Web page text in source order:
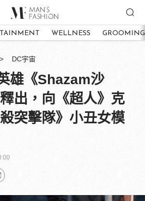
WELLNESS GROOMING
DC宇宙
雄《Shazam沙
出，向《超人》克
突擊隊》小丑女模